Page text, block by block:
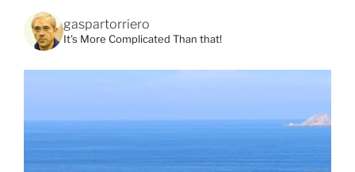
gaspartorriero
It's More Complicated Than that!